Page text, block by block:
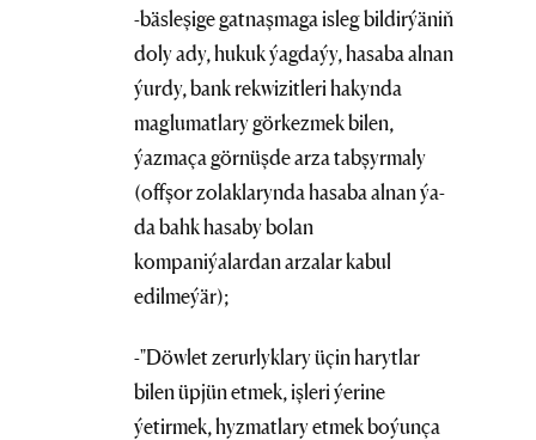
-bäsleşige gatnaşmaga isleg bildirýäniň
doly ady, hukuk ýagdaýy, hasaba alnan
ýurdy, bank rekwizitleri hakynda
maglumatlary görkezmek bilen,
ýazmaça görnüşde arza tabşyrmaly
(offşor zolaklarynda hasaba alnan ýa-
da bahk hasaby bolan
kompaniýalardan arzalar kabul
edilmeýär);
-"Döwlet zerurlyklary üçin harytlar
bilen üpjün etmek, işleri ýerine
ýetirmek, hyzmatlary etmek boýunça